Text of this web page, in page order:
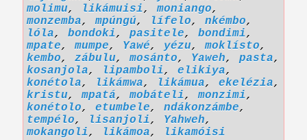
molimu, likámuisi,moniango,
monzemba,mpúngú, lífelo, nkémbo,
lóla, bondoki, pasitele, bondimi,
mpate,mumpe, Yawé, yézu,moklísto,
kembo, zábulu,mosánto, Yaweh, pasta,
kosanjola, lipamboli, elikiya,
konétola, likámwa, likámua, ekelézia,
kristu,mpatá,mobáteli,monzimi,
konétolo, etumbele, ndákonzámbe,
tempélo, lisanjoli, Yahweh,
mokangoli, likámoa,
likamóisi